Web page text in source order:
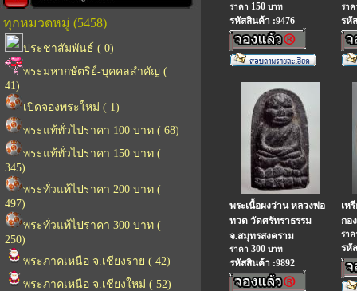
ทุกหมวดหมู่ (5458)
ประชาสัมพันธ์ ( 0)
พระมหากษัตริย์-บุคคลสำคัญ (
41)
เปิดจองพระใหม่ ( 1)
พระแท้ทั่วไปราคา 100 บาท ( 68)
พระแท้ทั่วไปราคา 150 บาท (
345)
พระทั่วแท้ไปราคา 200 บาท (
497)
พระทั่วแท้ไปราคา 300 บาท (
250)
พระภาคเหนือ จ.เชียงราย ( 42)
พระภาคเหนือ จ.เชียงใหม่ ( 52)
ราคา 150 บาท
รหัสสินค้า :9476
รา
รหั
พระเนื้อผงว่าน หลวงพ่อ
ทวด วัดศรัทราธรรม
จ.สมุทรสงคราม
ราคา 300 บาท
รหัสสินค้า :9892
เห
กอ
รา
รหั